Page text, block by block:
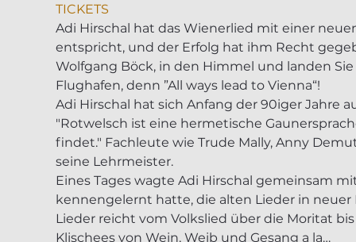
TICKETS
Adi Hirschal hat das Wienerlied mit einer
entspricht, und der Erfolg hat ihm Recht
Wolfgang Böck, in den Himmel und landen
Flughafen, denn ”All ways lead to Vienna“!
Adi Hirschal hat sich Anfang der 90iger Jahre
"Rotwelsch ist eine hermetische
findet." Fachleute wie Trude Mally, Anny
seine Lehrmeister.
Eines Tages wagte Adi Hirschal gemeinsam
kennengelernt hatte, die alten Lieder in
Lieder reicht vom Volkslied über die Moritat
Klischees von Wein, Weib und Gesang a la…